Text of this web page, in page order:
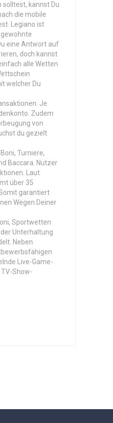
solltest, kannst Du
die mobile
Legiano ist
eine Antwort auf
doch kannst
alle Wetten
welcher Du
Je
Zudem
von
du gezielt
Turniere,
Baccara. Nutzer
Laut
über 35
garantiert
Wegen Deiner
Sportwetten
Unterhaltung
Neben
Live-Game-
Show-